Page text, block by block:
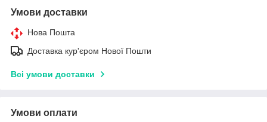
Умови доставки
Нова Пошта
Доставка кур'єром Нової Пошти
Всі умови доставки
Умови оплати